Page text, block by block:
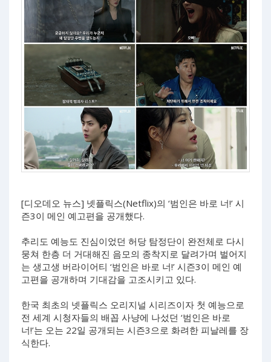
[디오데오 뉴스] 넷플릭스(Netflix)의 ‘범인은 바로 너!’ 시
즌3이 메인 예고편을 공개했다.
추리도 예능도 진심이었던 허당 탐정단이 완전체로 다시
뭉쳐 한층 더 거대해진 음모의 종착지로 달려가며 벌어지
는 생고생 버라이어티 ‘범인은 바로 너!’ 시즌3이 메인 예
고편을 공개하며 기대감을 고조시키고 있다.
한국 최초의 넷플릭스 오리지널 시리즈이자 첫 예능으로
전 세계 시청자들의 배꼽 사냥에 나섰던 ‘범인은 바로
너!’는 오는 22일 공개되는 시즌3으로 화려한 피날레를 장
식한다.